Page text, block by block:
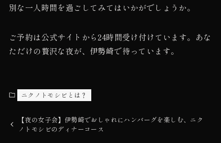
別な一人時間を過ごしてみてはいかがでしょうか。
ご予約は公式サイトから24時間受け付けています。あな
ただけの贅沢な夜が、伊勢崎で待っています。
ニクノトモシビとは？
【夜の女子会】伊勢崎でおしゃれにハンバーグを楽しむ、ニク
ノトモシビのディナーコース